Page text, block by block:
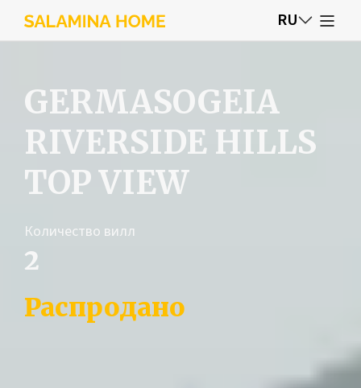
RU
GERMASOGEIA
RIVERSIDE HILLS
TOP VIEW
Количество вилл
2
Распродано